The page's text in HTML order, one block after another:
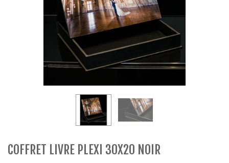
COFFRET LIVRE PLEXI 30X20 NOIR